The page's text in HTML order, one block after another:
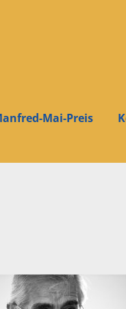
Mai-Preis